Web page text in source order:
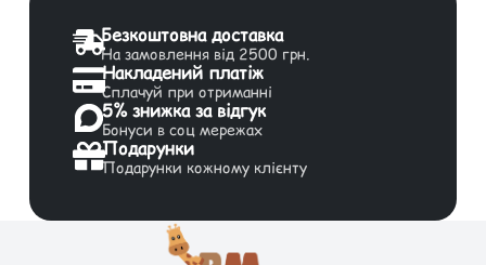
Безкоштовна доставка
На замовлення від 2500 грн.
Накладений платіж
Сплачуй при отриманні
5% знижка за відгук
Бонуси в соц мережах
Подарунки
Подарунки кожному клієнту